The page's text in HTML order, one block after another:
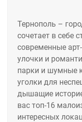
Тернополь –
сочетает в себе
современные
улочки и
парки и шумные
уголки для
дышащие
вас топ-16
интересных